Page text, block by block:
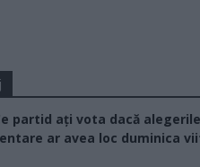
partid ați vota dacă alegerile
ar avea loc duminica